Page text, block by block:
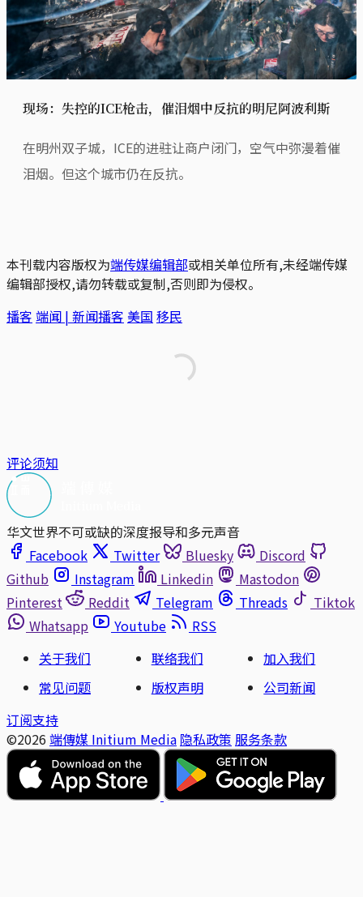
现场：失控的ICE枪击，催泪烟中反抗的明尼阿波利斯
在明州双子城，ICE的进驻让商户闭门，空气中弥漫着催
泪烟。但这个城市仍在反抗。
本刊载内容版权为端传媒编辑部或相关单位所有,未经端传媒
编辑部授权,请勿转载或复制,否则即为侵权。
播客 端闻 | 新闻播客 美国 移民
评论须知
华文世界不可或缺的深度报导和多元声音
Facebook
Twitter Bluesky
Discord
Github
Instagram Linkedin
Mastodon
Pinterest
Reddit Telegram Threads
Tiktok
Whatsapp
Youtube
RSS
关于我们
联络我们
加入我们
常见问题
版权声明
公司新闻
订阅支持
©2026 端傳媒 Initium Media 隐私政策 服务条款